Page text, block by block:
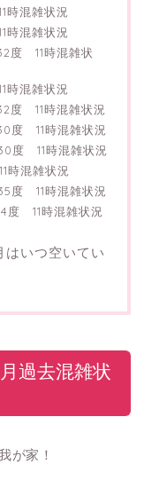
混雑状況
混雑状況
度 11時混雑状
混雑状況
11時混雑状況
11時混雑状況
11時混雑状況
混雑状況
11時混雑状況
11時混雑状況
いつ空いてい
過去混雑状
が家！